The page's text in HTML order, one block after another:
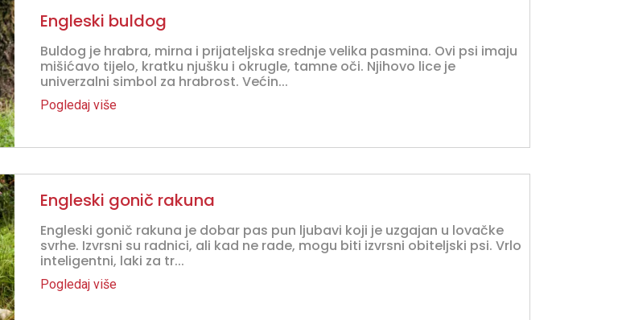
Engleski buldog
Buldog je hrabra, mirna i prijateljska srednje velika pasmina. Ovi psi imaju
mišićavo tijelo, kratku njušku i okrugle, tamne oči. Njihovo lice je
univerzalni simbol za hrabrost. Većin...
Pogledaj više
Engleski gonič rakuna
Engleski gonič rakuna je dobar pas pun ljubavi koji je uzgajan u lovačke
svrhe. Izvrsni su radnici, ali kad ne rade, mogu biti izvrsni obiteljski psi. Vrlo
inteligentni, laki za tr...
Pogledaj više